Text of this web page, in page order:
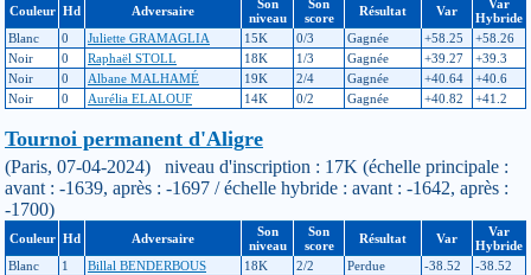
Couleur Hd Adversaire
Son
niveau
Son
score
Résultat Var
Var
Hybride
Blanc
0 Juliette GRAMAGLIA 15K 0/3 Gagnée +58.25
+58.26
Noir
0 Raphaël STOLL 18K 1/3 Gagnée +39.27
+39.3
Noir
0 Albane MALHAMÉ 19K 2/4 Gagnée +40.64
+40.6
Noir
0 Aurélia ELALOUF 14K 0/2 Gagnée +40.82 +41.2
Tournoi permanent d'Aligre
(Paris, 07-04-2024) niveau d'inscription : 17K (échelle principale :
avant : -1639, après : -1697 / échelle hybride : avant : -1642, après :
-1700)
Couleur Hd Adversaire
Son
niveau
Son
score
Résultat Var
Var
Hybride
Blanc
1 Billal BENDERBOUS 18K 2/2 Perdue -38.52
-38.52